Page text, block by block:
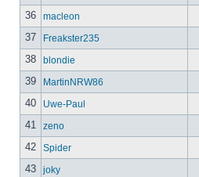
36 macleon
37 Freakster235
38 blondie
39 MartinNRW86
40 Uwe-Paul
41 zeno
42 Spider
43 joky